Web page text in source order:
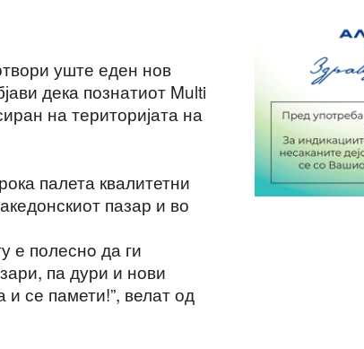
уште еден нов
дека познатиот Multi
на територијата на
палета квалитетни
пазар и во
е полеснo да ги
па дури и нови
и се памети!”, велат од